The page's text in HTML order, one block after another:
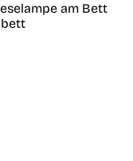
am Bett